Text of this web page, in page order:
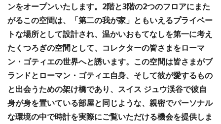
ンをオープンいたします。2階と3階の2つのフロアにまた
がるこの空間は、「第二の我が家」ともいえるプライベー
トな場所として設計され、温かいおもてなしを第一に考え
たくつろぎの空間として、コレクターの皆さまをローマ
ン・ゴティエの世界へと誘います。 この空間は皆さまがブ
ランドとローマン・ゴティエ自身、そして彼が愛するもの
と出会うための架け橋であり、スイス ジュウ渓谷で彼自
身が身を置いている部屋と同じような、親密でパーソナル
な環境の中で時計を実際にご覧いただける機会を提供しま